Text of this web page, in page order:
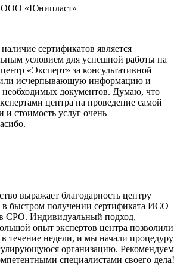
ООО «Юнипласт»
сертификатов является
условием для успешной работы на
«Эксперт» за консультативной
исчерпывающую информацию и
документов. Думаю, что
центра на проведение самой
и стоимость услуг очень
выражает благодарность центру
в быстром получении сертификата ИСО
СРО. Индивидуальный подход,
опыт экспертов центра позволили
течение недели, и мы начали процедуру
организацию. Рекомендуем
специалистами своего дела!